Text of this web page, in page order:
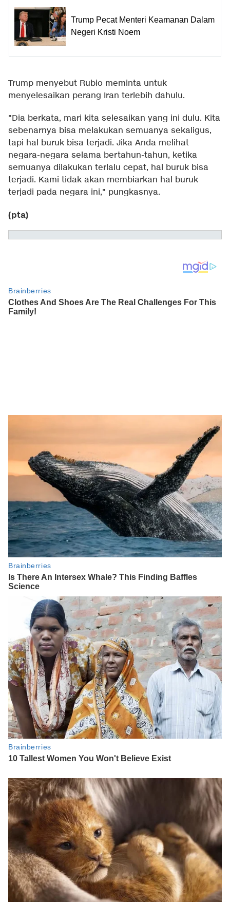
Trump Pecat Menteri Keamanan Dalam
Negeri Kristi Noem
Trump menyebut Rubio meminta untuk
menyelesaikan perang Iran terlebih dahulu.
"Dia berkata, mari kita selesaikan yang ini dulu. Kita
sebenarnya bisa melakukan semuanya sekaligus,
tapi hal buruk bisa terjadi. Jika Anda melihat
negara-negara selama bertahun-tahun, ketika
semuanya dilakukan terlalu cepat, hal buruk bisa
terjadi. Kami tidak akan membiarkan hal buruk
terjadi pada negara ini," pungkasnya.
(pta)